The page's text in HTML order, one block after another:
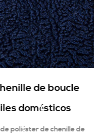
de boucle
de chenille de